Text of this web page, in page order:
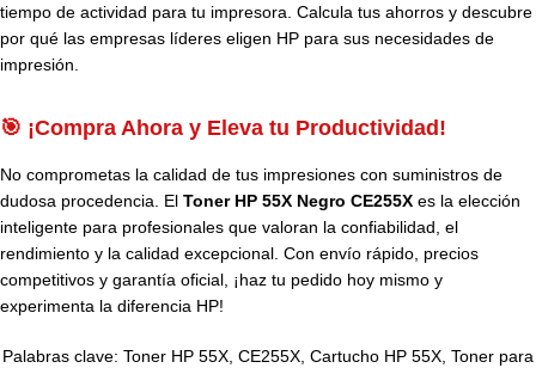
tiempo de actividad para tu impresora. Calcula tus ahorros y descubre
por qué las empresas líderes eligen HP para sus necesidades de
impresión.
🎯 ¡Compra Ahora y Eleva tu Productividad!
No comprometas la calidad de tus impresiones con suministros de
dudosa procedencia. El Toner HP 55X Negro CE255X es la elección
inteligente para profesionales que valoran la confiabilidad, el
rendimiento y la calidad excepcional. Con envío rápido, precios
competitivos y garantía oficial, ¡haz tu pedido hoy mismo y
experimenta la diferencia HP!
Palabras clave: Toner HP 55X, CE255X, Cartucho HP 55X, Toner para